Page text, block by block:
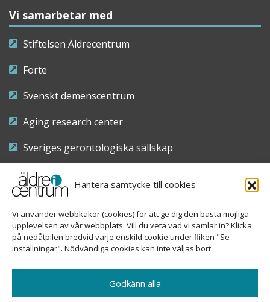
Hantera samtycke till cookies
Vi använder webbkakor (cookies) för att ge dig den bästa möjliga
upplevelsen av vår webbplats. Vill du veta vad vi samlar in? Klicka
på nedåtpilen bredvid varje enskild cookie under fliken "Se
inställningar". Nödvändiga cookies kan inte väljas bort.
Godkänn alla
Vi samarbetar med
Stiftelsen Äldrecentrum
Forte
Svenskt demenscentrum
Aging research center
Sveriges gerontologiska sällskap
Riksföreningen för sjuksköterskor inom äldre- och
demensvård
Nationellt kompetenscentrum anhöriga
Sveavägen 155, 113 46 Stockholm